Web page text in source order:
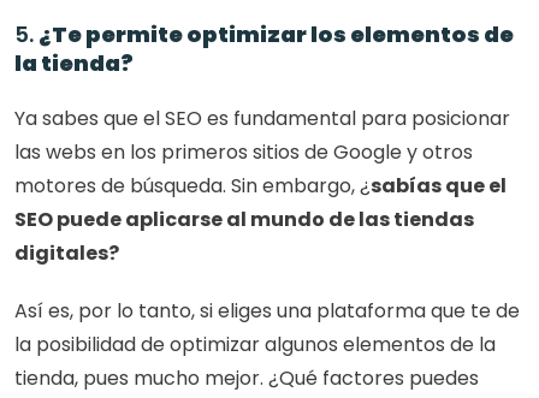
5. ¿Te permite optimizar los elementos de
la tienda?
Ya sabes que el SEO es fundamental para posicionar
las webs en los primeros sitios de Google y otros
motores de búsqueda. Sin embargo, ¿sabías que el
SEO puede aplicarse al mundo de las tiendas
digitales?
Así es, por lo tanto, si eliges una plataforma que te de
la posibilidad de optimizar algunos elementos de la
tienda, pues mucho mejor. ¿Qué factores puedes